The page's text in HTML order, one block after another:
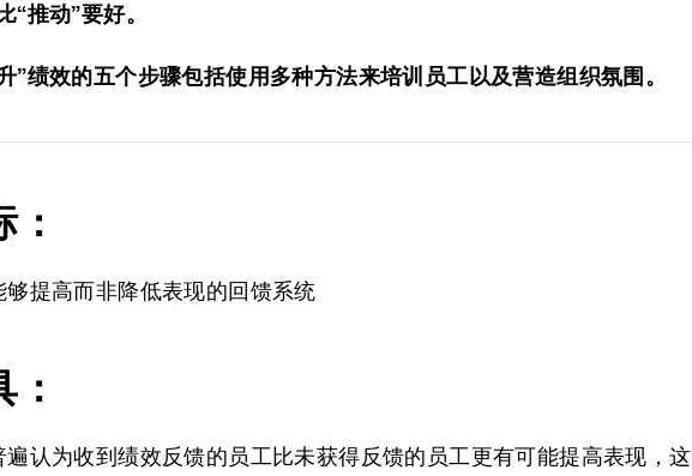
“推动”要好。
”绩效的五个步骤包括使用多种方法来培训员工以及营造组织氛围。
：
够提高而非降低表现的回馈系统
：
遍认为收到绩效反馈的员工比未获得反馈的员工更有可能提高表现，这